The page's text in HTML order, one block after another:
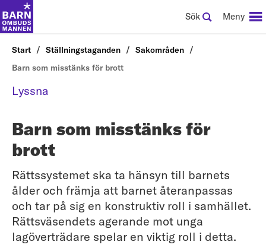
Sök Meny
Start Ställningstaganden
Sakområden
Barn som misstänks för brott
Lyssna
Barn som misstänks för
brott
Rättssystemet ska ta hänsyn till barnets
ålder och främja att barnet återanpassas
och tar på sig en konstruktiv roll i samhället.
Rättsväsendets agerande mot unga
lagöverträdare spelar en viktig roll i detta.